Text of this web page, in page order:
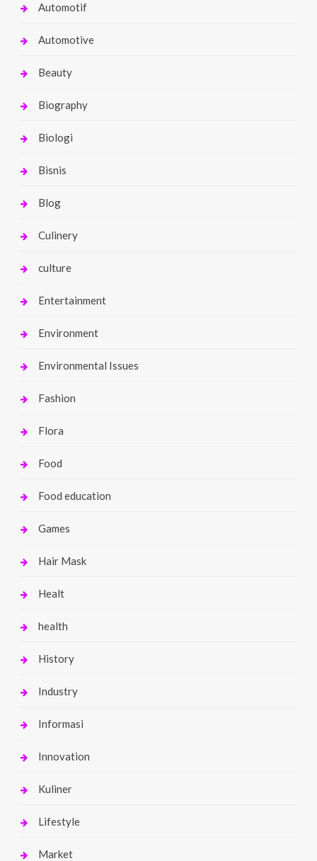
Automotif
Automotive
Beauty
Biography
Biologi
Bisnis
Blog
Culinery
culture
Entertainment
Environment
Environmental Issues
Fashion
Flora
Food
Food education
Games
Hair Mask
Healt
health
History
Industry
Informasi
Innovation
Kuliner
Lifestyle
Market